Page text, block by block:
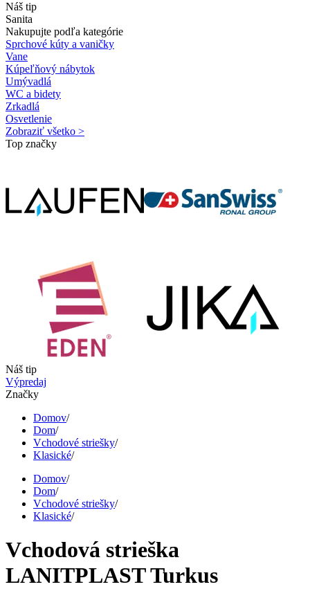
Náš tip
Sanita
Nakupujte podľa kategórie
Sprchové kúty a vaničky
Vane
Kúpeľňový nábytok
Umývadlá
WC a bidety
Zrkadlá
Osvetlenie
Zobraziť všetko >
Top značky
Náš tip
Výpredaj
Značky
Domov/
Dom/
Vchodové striešky/
Klasické/
Domov/
Dom/
Vchodové striešky/
Klasické/
Vchodová strieška
LANITPLAST Turkus